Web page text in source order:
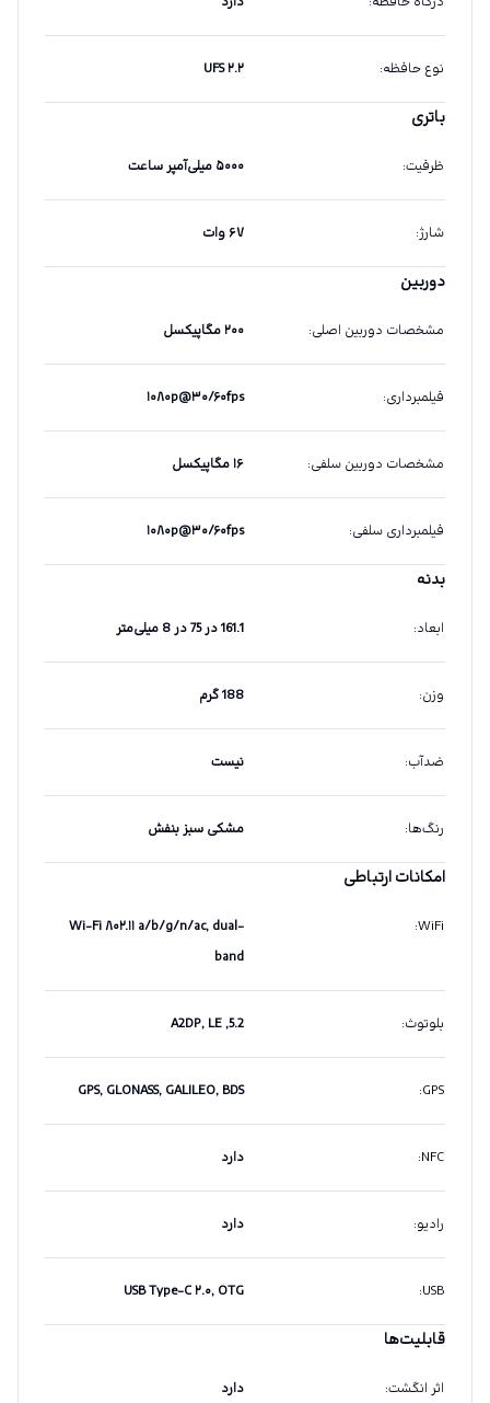
نوع حافظه: UFS ۲.۲
باتری
ظرفیت: ۵۰۰۰ میلی‌آمپر ساعت
شارژ: ۶۷ وات
دوربین
مشخصات دوربین اصلی: ۲۰۰ مگاپیکسل
فیلمبرداری: ۱۰۸۰p@۳۰/۶۰fps
مشخصات دوربین سلفی: ۱۶ مگاپیکسل
فیلمبرداری سلفی: ۱۰۸۰p@۳۰/۶۰fps
بدنه
ابعاد: 161.1 در 75 در 8 میلی‌متر
وزن: 188 گرم
ضدآب: نیست
رنگ‌ها: مشکی سبز بنفش
امکانات ارتباطی
WiFi
:
Wi-Fi ۸۰۲.۱۱ a/b/g/n/ac, dual-
band
بلوتوث:
5.2, A2DP, LE
GPS
:
GPS, GLONASS, GALILEO, BDS
NFC
: دارد
رادیو: دارد
USB
: USB Type-C ۲.۰, OTG
قابلیت‌ها
اثر انگشت: دارد